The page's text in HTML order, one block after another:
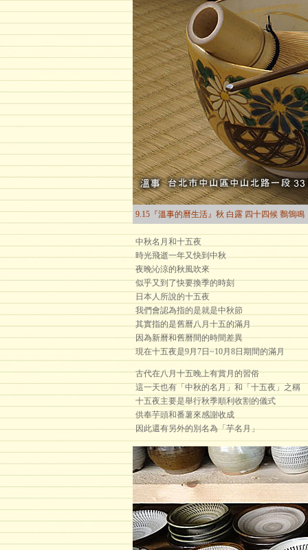
9.15『溫事的曆生活』秋 白露 四十四候 鶺鴒鳴
中秋名月和十五夜
時光飛逝一年又快到中秋
夜晚沁涼的秋風吹來
似乎又到了快要換季的時刻
日本人所說的十五夜
我們會認為指的是就是中秋節
其實指的是舊曆八月十五的滿月
因為新曆和舊曆間的時間差異
現在十五夜是9月7日~10月8日期間的滿月
古代在八月十五晚上有賞月的習俗
這一天也有「中秋的名月」和「十五夜」之稱
十五夜主要是舉行秋季順利收割的儀式
供奉芋頭和番薯來感謝收成
因此還有另外的別名為「芋名月」